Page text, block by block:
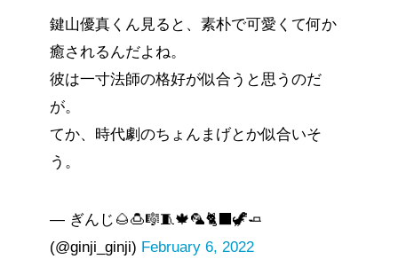
鍵山優真くん見ると、素朴で可愛くて何か
癒されるんだよね。
彼は一寸法師の格好が似合うと思うのだ
が。
てか、時代劇のちょんまげとか似合いそ
う。
— ぎんじ🌰🍮🎼🧵🍁🦜🐈‍⬛🦖🧈
(@ginji_ginji) February 6, 2022